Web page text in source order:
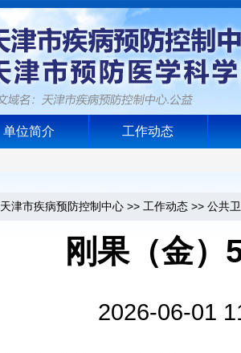
单位简介 工作动态
天津市疾病预防控制中心 >> 工作动态 >> 公共
刚果（金）
2026-06-01